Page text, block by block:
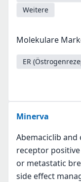
Weitere
Molekulare
ER
Minerva
Abemaciclib
receptor positive
or metastatic
side effect